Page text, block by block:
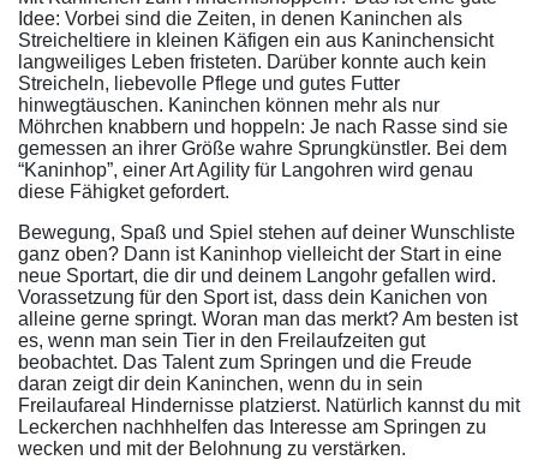
Idee: Vorbei sind die Zeiten, in denen Kaninchen als
Streicheltiere in kleinen Käfigen ein aus Kaninchensicht
langweiliges Leben fristeten. Darüber konnte auch kein
Streicheln, liebevolle Pflege und gutes Futter
hinwegtäuschen. Kaninchen können mehr als nur
Möhrchen knabbern und hoppeln: Je nach Rasse sind sie
gemessen an ihrer Größe wahre Sprungkünstler. Bei dem
“Kaninhop”, einer Art Agility für Langohren wird genau
diese Fähigket gefordert.
Bewegung, Spaß und Spiel stehen auf deiner Wunschliste
ganz oben? Dann ist Kaninhop vielleicht der Start in eine
neue Sportart, die dir und deinem Langohr gefallen wird.
Vorassetzung für den Sport ist, dass dein Kanichen von
alleine gerne springt. Woran man das merkt? Am besten ist
es, wenn man sein Tier in den Freilaufzeiten gut
beobachtet. Das Talent zum Springen und die Freude
daran zeigt dir dein Kaninchen, wenn du in sein
Freilaufareal Hindernisse platzierst. Natürlich kannst du mit
Leckerchen nachhhelfen das Interesse am Springen zu
wecken und mit der Belohnung zu verstärken.